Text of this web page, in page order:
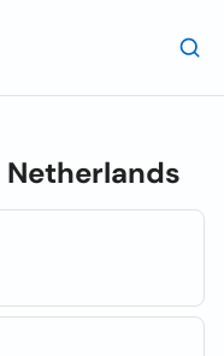
Netherlands